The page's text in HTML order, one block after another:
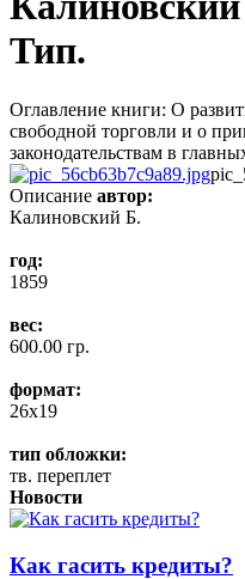
Тип.
Оглавление книги: О
свободной торговли и о
законодательствам в
Описание автор:
Калиновский Б.
год:
1859
вес:
600.00 гр.
формат:
26x19
тип обложки:
тв. переплет
Новости
Как гасить кредиты?